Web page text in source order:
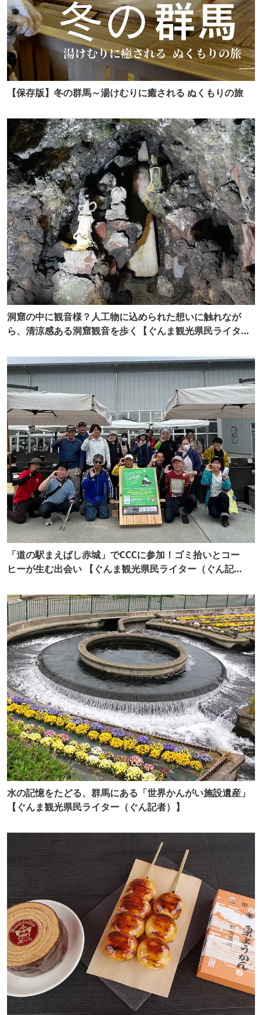
【保存版】冬の群馬～湯けむりに癒される ぬくもりの旅
洞窟の中に観音様？人工物に込められた想いに触れなが
ら、清涼感ある洞窟観音を歩く【ぐんま観光県民ライター
「道の駅まえばし赤城」でCCCに参加！ゴミ拾いとコー
ヒーが生む出会い 【ぐんま観光県民ライター（ぐん記
水の記憶をたどる、群馬にある「世界かんがい施設遺産」
【ぐんま観光県民ライター（ぐん記者）】